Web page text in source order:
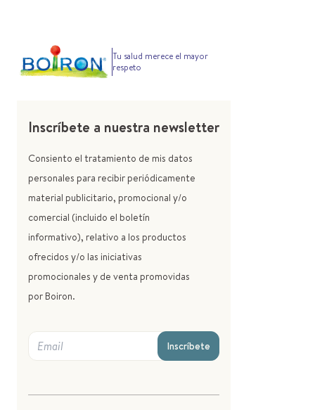
Tu salud merece el mayor
respeto
Inscríbete a nuestra newsletter
Consiento el tratamiento de mis datos
personales para recibir periódicamente
material publicitario, promocional y/o
comercial (incluido el boletín
informativo), relativo a los productos
ofrecidos y/o las iniciativas
promocionales y de venta promovidas
por Boiron.
Inscríbete